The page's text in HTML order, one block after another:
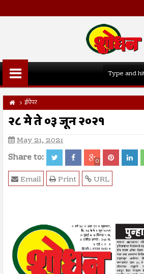
ईपेपर
२८ मे ते ०३ जून २०२१
May 21, 2021
Share to: 0
URL
Print
Email